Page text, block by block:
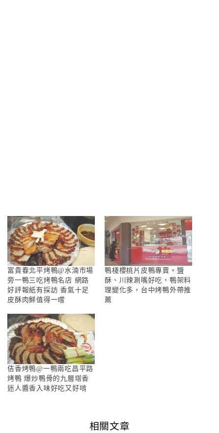
富貴春北平烤鴨@水湳市場
旁一鴨三吃烤鴨名店 網路
好評報紙有採訪 香氣十足
皮酥肉鮮值得一嚐
鴨棧櫻桃片皮鴨專賣。鹽
酥、川辣涮嘴好吃，鴨架料
理變化多，台中烤鴨外帶推
薦
佶香烤鴨@一鴨兩吃昌平路
烤鴨 爆炒鴨骨的九層塔香
迷人醬香入味好吃又好啃
相關文章